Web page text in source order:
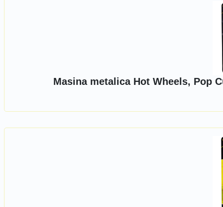
Masina metalica Hot Wheels, Pop